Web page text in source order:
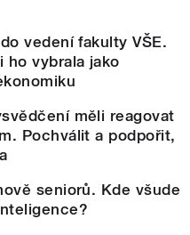
vedení fakulty VŠE.
ho vybrala jako
měli reagovat
Pochválit a podpořit,
seniorů. Kde všude